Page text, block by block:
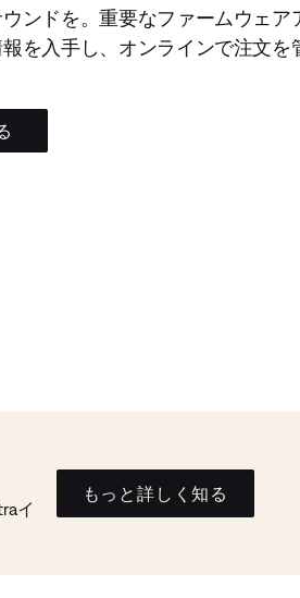
ンドを。重要なファームウェア
を入手し、オンラインで注文を
イ
もっと詳しく知る